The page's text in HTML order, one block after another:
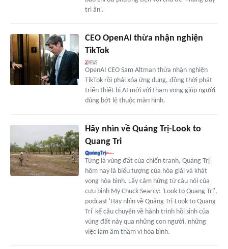
tri ân'.
CEO OpenAI thừa nhận nghiện
TikTok
OpenAI CEO Sam Altman thừa nhận nghiện
TikTok rồi phải xóa ứng dụng, đồng thời phát
triển thiết bị AI mới với tham vọng giúp người
dùng bớt lệ thuộc màn hình.
Hãy nhìn về Quảng Trị-Look to
Quang Tri
Từng là vùng đất của chiến tranh, Quảng Trị
hôm nay là biểu tượng của hòa giải và khát
vọng hòa bình. Lấy cảm hứng từ câu nói của
cựu binh Mỹ Chuck Searcy: 'Look to Quang Tri',
podcast 'Hãy nhìn về Quảng Trị-Look to Quang
Tri' kể câu chuyện về hành trình hồi sinh của
vùng đất này qua những con người, những
việc làm âm thầm vì hòa bình.